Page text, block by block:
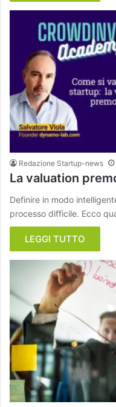
Redazione Startup-news
La valuation
Definire in modo
processo difficile. Ecco
LEGGI TUTTO